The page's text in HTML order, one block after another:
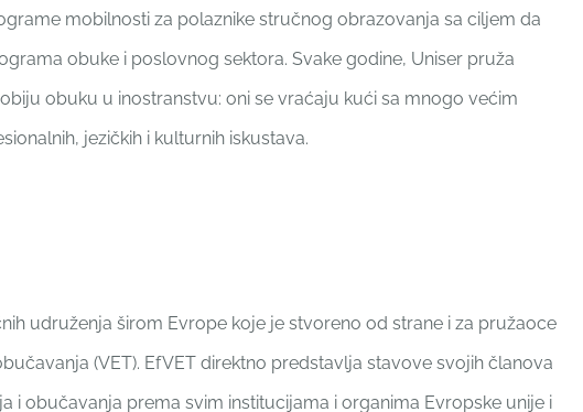
mobilnosti za polaznike stručnog obrazovanja sa ciljem da
obuke i poslovnog sektora. Svake godine, Uniser pruža
obuku u inostranstvu: oni se vraćaju kući sa mnogo većim
jezičkih i kulturnih iskustava.
udruženja širom Evrope koje je stvoreno od strane i za pružaoce
(VET). EfVET direktno predstavlja stavove svojih članova
i obučavanja prema svim institucijama i organima Evropske unije i